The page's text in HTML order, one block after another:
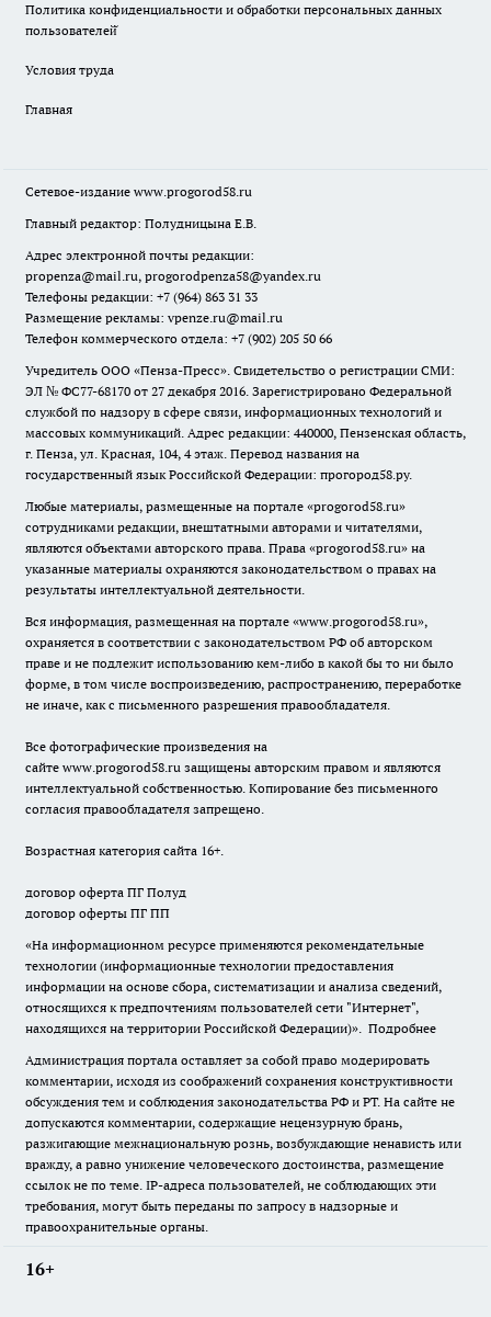
Политика конфиденциальности и обработки персональных данных
пользователей̆
Условия труда
Главная
Сетевое-издание www.progorod58.ru
Главный редактор: Полудницына Е.В.
Адрес электронной почты редакции:
propenza@mail.ru, progorodpenza58@yandex.ru
Телефоны редакции: +7 (964) 863 31 33
Размещение рекламы: vpenze.ru@mail.ru
Телефон коммерческого отдела: +7 (902) 205 50 66
Учредитель ООО «Пенза-Пресс». Свидетельство о регистрации СМИ:
ЭЛ № ФС77-68170 от 27 декабря 2016. Зарегистрировано Федеральной
службой по надзору в сфере связи, информационных технологий и
массовых коммуникаций. Адрес редакции: 440000, Пензенская область,
г. Пенза, ул. Красная, 104, 4 этаж. Перевод названия на
государственный язык Российской Федерации: прогород58.ру.
Любые материалы, размещенные на портале «progorod58.ru»
сотрудниками редакции, внештатными авторами и читателями,
являются объектами авторского права. Права «progorod58.ru» на
указанные материалы охраняются законодательством о правах на
результаты интеллектуальной деятельности.
Вся информация, размещенная на портале «www.progorod58.ru»,
охраняется в соответствии с законодательством РФ об авторском
праве и не подлежит использованию кем-либо в какой бы то ни было
форме, в том числе воспроизведению, распространению, переработке
не иначе, как с письменного разрешения правообладателя.
Все фотографические произведения на
сайте www.progorod58.ru защищены авторским правом и являются
интеллектуальной собственностью. Копирование без письменного
согласия правообладателя запрещено.
Возрастная категория сайта 16+.
договор оферта ПГ Полуд
договор оферты ПГ ПП
«На информационном ресурсе применяются рекомендательные
технологии (информационные технологии предоставления
информации на основе сбора, систематизации и анализа сведений,
относящихся к предпочтениям пользователей сети "Интернет",
находящихся на территории Российской Федерации)». Подробнее
Администрация портала оставляет за собой право модерировать
комментарии, исходя из соображений сохранения конструктивности
обсуждения тем и соблюдения законодательства РФ и РТ. На сайте не
допускаются комментарии, содержащие нецензурную брань,
разжигающие межнациональную рознь, возбуждающие ненависть или
вражду, а равно унижение человеческого достоинства, размещение
ссылок не по теме. IP-адреса пользователей, не соблюдающих эти
требования, могут быть переданы по запросу в надзорные и
правоохранительные органы.
16+